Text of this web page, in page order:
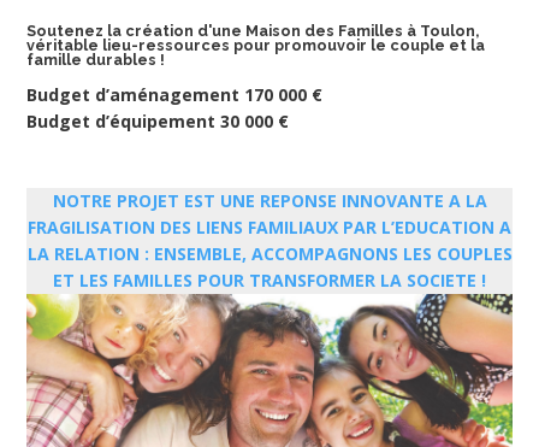
Soutenez la création d'une Maison des Familles à Toulon,
véritable lieu-ressources pour promouvoir le couple et la
famille durables !
Budget d’aménagement 170 000 €
Budget d’équipement 30 000 €
NOTRE PROJET EST UNE REPONSE INNOVANTE A LA
FRAGILISATION DES LIENS FAMILIAUX PAR L’EDUCATION A
LA RELATION : ENSEMBLE, ACCOMPAGNONS LES COUPLES
ET LES FAMILLES POUR TRANSFORMER LA SOCIETE !